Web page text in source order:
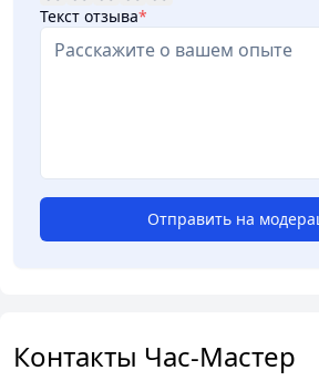
Текст отзыва*
Отправить на
Контакты Час-Мастер